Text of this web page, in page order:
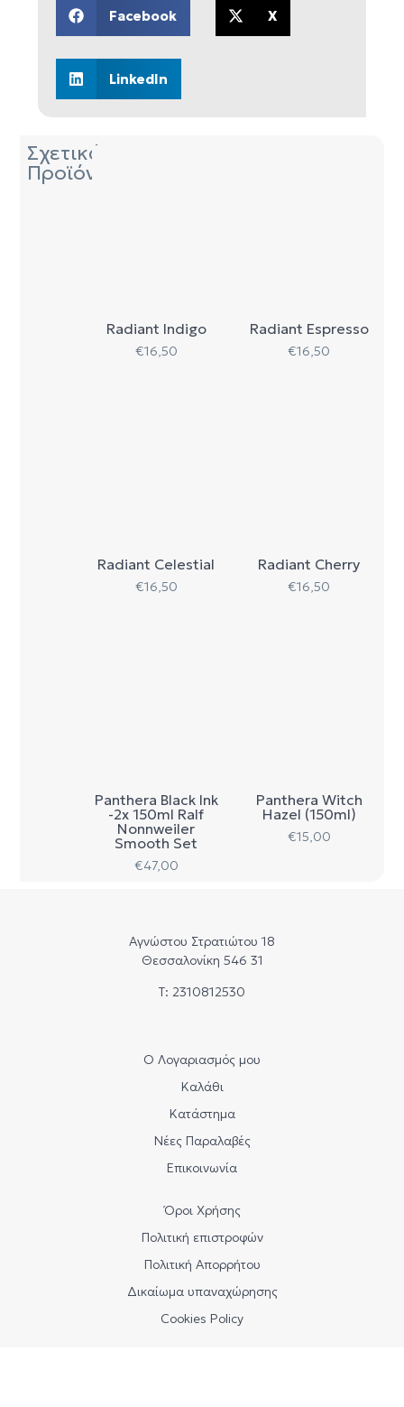
Facebook X
LinkedIn
Σχετικά
Προϊόντα
Radiant Indigo
€16,50
Radiant Espresso
€16,50
Radiant Celestial
€16,50
Radiant Cherry
€16,50
Panthera Black Ink
-2x 150ml Ralf
Nonnweiler
Smooth Set
€47,00
Panthera Witch
Hazel (150ml)
€15,00
Αγνώστου Στρατιώτου 18
Θεσσαλονίκη 546 31
Τ: 2310812530
Ο Λογαριασμός μου
Καλάθι
Κατάστημα
Νέες Παραλαβές
Επικοινωνία
Όροι Χρήσης
Πολιτική επιστροφών
Πολιτική Απορρήτου
Δικαίωμα υπαναχώρησης
Cookies Policy